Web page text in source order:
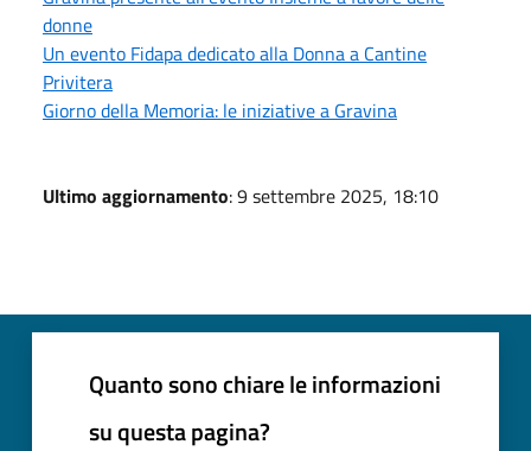
donne
Un evento Fidapa dedicato alla Donna a Cantine
Privitera
Giorno della Memoria: le iniziative a Gravina
Ultimo aggiornamento: 9 settembre 2025, 18:10
Quanto sono chiare le informazioni
su questa pagina?